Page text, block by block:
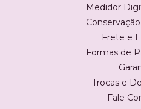
Medidor
Frete e
Formas de
Trocas e
Fale